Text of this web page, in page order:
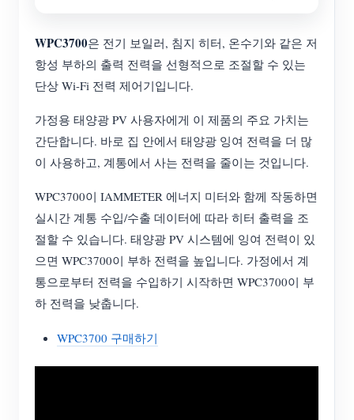
WPC3700은 전기 보일러, 침지 히터, 온수기와 같은 저
항성 부하의 출력 전력을 선형적으로 조절할 수 있는
단상 Wi-Fi 전력 제어기입니다.
가정용 태양광 PV 사용자에게 이 제품의 주요 가치는
간단합니다. 바로 집 안에서 태양광 잉여 전력을 더 많
이 사용하고, 계통에서 사는 전력을 줄이는 것입니다.
WPC3700이 IAMMETER 에너지 미터와 함께 작동하면
실시간 계통 수입/수출 데이터에 따라 히터 출력을 조
절할 수 있습니다. 태양광 PV 시스템에 잉여 전력이 있
으면 WPC3700이 부하 전력을 높입니다. 가정에서 계
통으로부터 전력을 수입하기 시작하면 WPC3700이 부
하 전력을 낮춥니다.
WPC3700 구매하기